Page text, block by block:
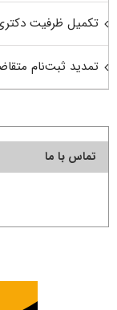
تکمیل ظرفیت دکتری
تمدید ثبت‌نام
تماس با ما